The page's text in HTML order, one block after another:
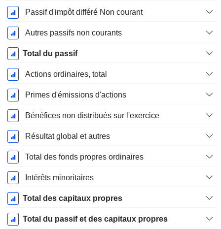
Passif d'impôt différé Non courant
Autres passifs non courants
Total du passif
Actions ordinaires, total
Primes d'émissions d'actions
Bénéfices non distribués sur l'exercice
Résultat global et autres
Total des fonds propres ordinaires
Intérêts minoritaires
Total des capitaux propres
Total du passif et des capitaux propres